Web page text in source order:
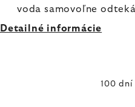
voda samovoľne
Detailné informácie
100 dní